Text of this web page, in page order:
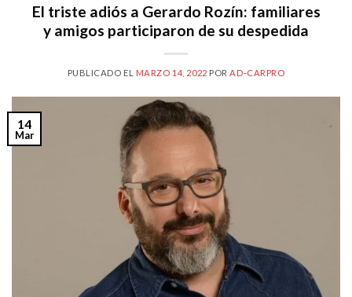
El triste adiós a Gerardo Rozín: familiares
y amigos participaron de su despedida
PUBLICADO EL MARZO 14, 2022 PORAD-CARPRO
14
Mar